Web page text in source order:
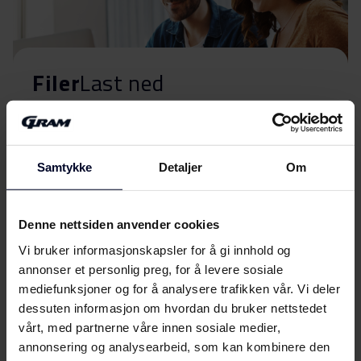
Samtykke Detaljer Om
Denne nettsiden anvender cookies
Vi bruker informasjonskapsler for å gi innhold og
annonser et personlig preg, for å levere sosiale
mediefunksjoner og for å analysere trafikken vår. Vi deler
dessuten informasjon om hvordan du bruker nettstedet
vårt, med partnerne våre innen sosiale medier,
annonsering og analysearbeid, som kan kombinere den
FilerLast ned
Energimerking
Energimerke Last ned
Produktkort
(DK,EN,FI,SV,NO)
Last ned
Brukerveiledning
Vis mer